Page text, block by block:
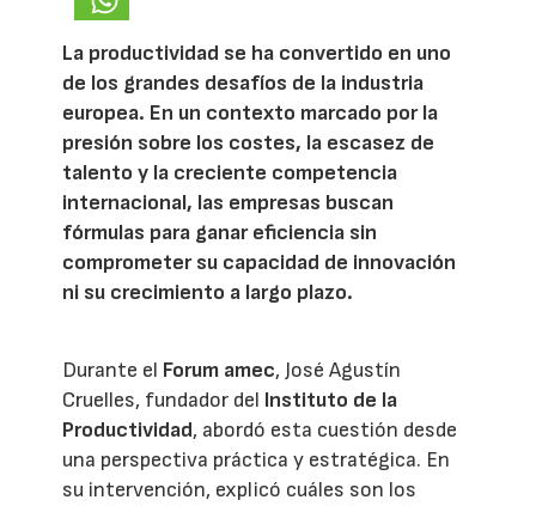
La productividad se ha convertido en uno
de los grandes desafíos de la industria
europea. En un contexto marcado por la
presión sobre los costes, la escasez de
talento y la creciente competencia
internacional, las empresas buscan
fórmulas para ganar eficiencia sin
comprometer su capacidad de innovación
ni su crecimiento a largo plazo.
Durante el Forum amec, José Agustín
Cruelles, fundador del Instituto de la
Productividad, abordó esta cuestión desde
una perspectiva práctica y estratégica. En
su intervención, explicó cuáles son los